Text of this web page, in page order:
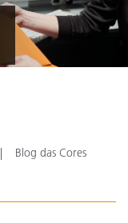
Blog das Cores